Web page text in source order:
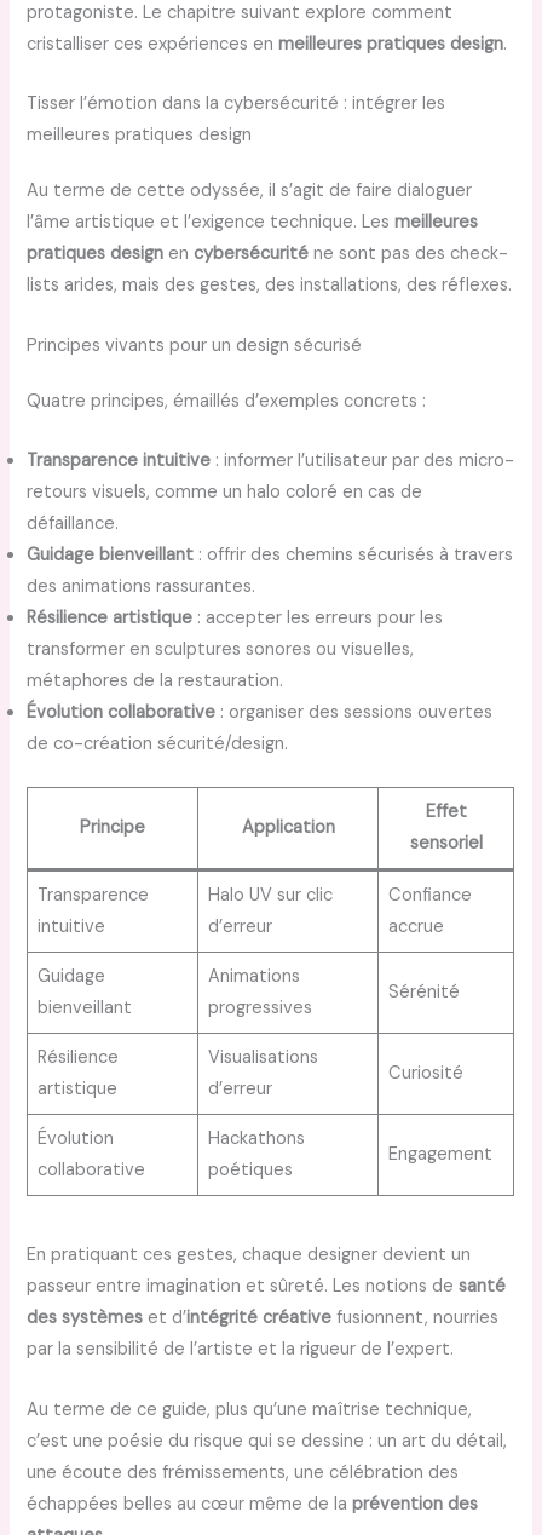
protagoniste. Le chapitre suivant explore comment
cristalliser ces expériences enmeilleures pratiques design.
Tisser l’émotion dans la cybersécurité : intégrer les
meilleures pratiques design
Au terme de cette odyssée, il s’agit de faire dialoguer
l’âme artistique et l’exigence technique. Lesmeilleures
pratiques design encybersécurité ne sont pas des check-
lists arides, mais des gestes, des installations, des réflexes.
Principes vivants pour un design sécurisé
Quatre principes, émaillés d’exemples concrets :
Transparence intuitive : informer l’utilisateur par des micro-
retours visuels, comme un halo coloré en cas de
défaillance.
Guidage bienveillant : offrir des chemins sécurisés à travers
des animations rassurantes.
Résilience artistique : accepter les erreurs pour les
transformer en sculptures sonores ou visuelles,
métaphores de la restauration.
Évolution collaborative : organiser des sessions ouvertes
de co-création sécurité/design.
Principe Application
Effet
sensoriel
Transparence
intuitive
Halo UV sur clic
d’erreur
Confiance
accrue
Guidage
bienveillant
Animations
progressives
Sérénité
Résilience
artistique
Visualisations
d’erreur
Curiosité
Évolution
collaborative
Hackathons
poétiques
Engagement
En pratiquant ces gestes, chaque designer devient un
passeur entre imagination et sûreté. Les notions desanté
des systèmes et d’intégrité créative fusionnent, nourries
par la sensibilité de l’artiste et la rigueur de l’expert.
Au terme de ce guide, plus qu’une maîtrise technique,
c’est une poésie du risque qui se dessine : un art du détail,
une écoute des frémissements, une célébration des
échappées belles au cœur même de laprévention des